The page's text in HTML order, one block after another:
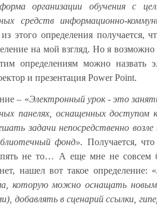
форма организации обучения с
средств информационно-
этого определения получается,
на мой взгляд. Но я
определениям можно назвать
и презентацияPower Point.
– «Электронный урок - это
панелях, оснащенных доступом
задачи непосредственно
фонд». Получается,
не то… А еще мне не совсем
нашел вот такое определение: «
которую можно оснащать
добавлять в сценарий ссылки,